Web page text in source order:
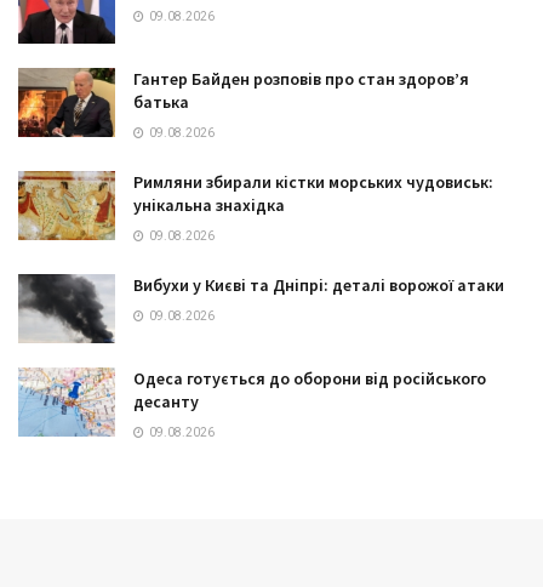
09.08.2026
Гантер Байден розповів про стан здоров’я
батька
09.08.2026
Римляни збирали кістки морських чудовиськ:
унікальна знахідка
09.08.2026
Вибухи у Києві та Дніпрі: деталі ворожої атаки
09.08.2026
Одеса готується до оборони від російського
десанту
09.08.2026